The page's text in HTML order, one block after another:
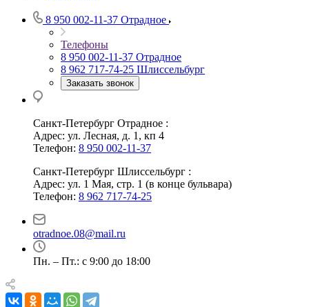
8 950 002-11-37 Отрадное
Телефоны
8 950 002-11-37 Отрадное
8 962 717-74-25 Шлиссельбург
Заказать звонок
Санкт-Петербург Отрадное :
Адрес: ул. Лесная, д. 1, кп 4
Телефон: 8 950 002-11-37
Санкт-Петербург Шлиссельбург :
Адрес: ул. 1 Мая, стр. 1 (в конце бульвара)
Телефон: 8 962 717-74-25
otradnoe.08@mail.ru
Пн. – Пт.: с 9:00 до 18:00